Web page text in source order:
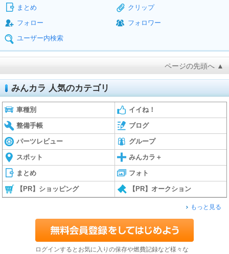
まとめ
クリップ
フォロー
フォロワー
ユーザー内検索
ページの先頭へ ▲
みんカラ 人気のカテゴリ
車種別 イイね！
整備手帳 ブログ
パーツレビュー グループ
スポット みんカラ＋
まとめ フォト
【PR】ショッピング 【PR】オークション
もっと見る
ログインするとお気に入りの保存や燃費記録など様々な